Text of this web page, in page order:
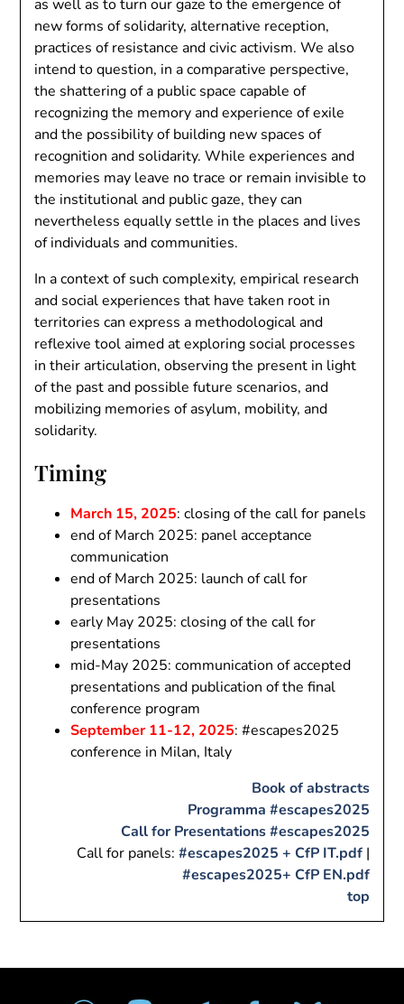
as well as to turn our gaze to the emergence of
new forms of solidarity, alternative reception,
practices of resistance and civic activism. We also
intend to question, in a comparative perspective,
the shattering of a public space capable of
recognizing the memory and experience of exile
and the possibility of building new spaces of
recognition and solidarity. While experiences and
memories may leave no trace or remain invisible to
the institutional and public gaze, they can
nevertheless equally settle in the places and lives
of individuals and communities.
In a context of such complexity, empirical research
and social experiences that have taken root in
territories can express a methodological and
reflexive tool aimed at exploring social processes
in their articulation, observing the present in light
of the past and possible future scenarios, and
mobilizing memories of asylum, mobility, and
solidarity.
Timing
March 15, 2025: closing of the call for panels
end of March 2025: panel acceptance
communication
end of March 2025: launch of call for
presentations
early May 2025: closing of the call for
presentations
mid-May 2025: communication of accepted
presentations and publication of the final
conference program
September 11-12, 2025: #escapes2025
conference in Milan, Italy
Book of abstracts
Programma #escapes2025
Call for Presentations #escapes2025
Call for panels: #escapes2025 + CfP IT.pdf|
#escapes2025+ CfP EN.pdf
top